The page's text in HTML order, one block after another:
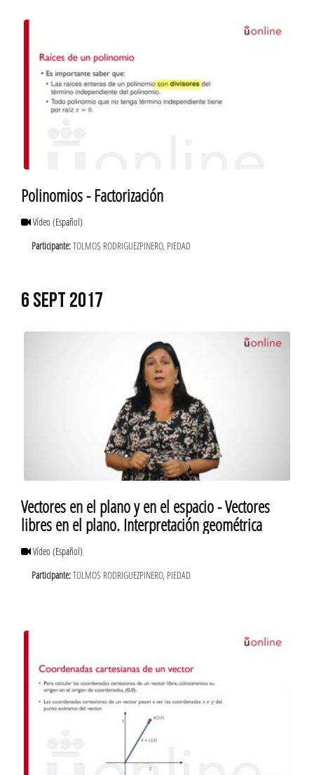
Polinomios - Factorización
Vídeo(Español)
Participante:TOLMOS RODRIGUEZPINERO, PIEDAD
6 SEPT 2017
Vectores en el plano y en el espacio - Vectores
libres en el plano. Interpretación geométrica
Vídeo(Español)
Participante:TOLMOS RODRIGUEZPINERO, PIEDAD